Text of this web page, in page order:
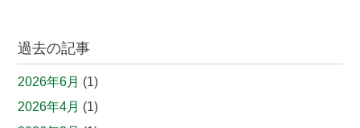
過去の記事
2026年6月 (1)
2026年4月 (1)